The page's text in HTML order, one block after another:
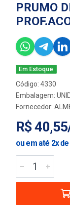
PRUMO
Em Estoque
Código: 4330
Embalagem:
Fornecedor:
R$
ou em até 2x de